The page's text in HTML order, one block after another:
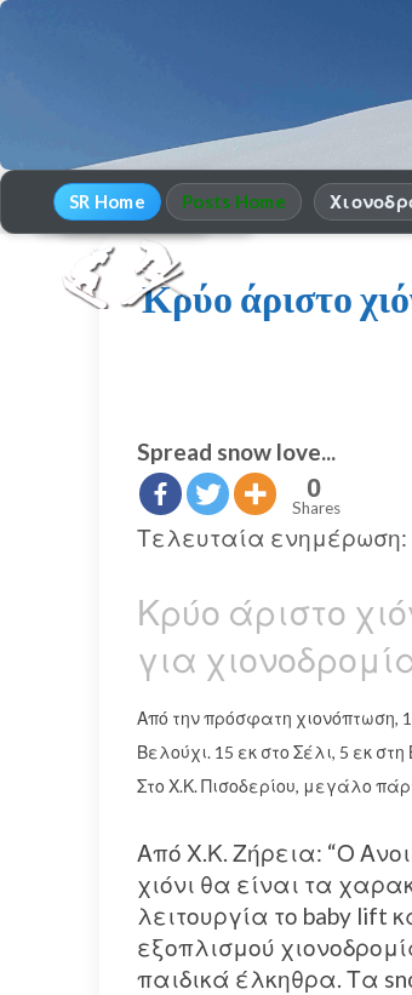
30χρόνια Snow Report
season 2025-26
SR Home Posts Home
Κρύο άριστο
Spread snow love...
0
Shares
Τελευταία ενημέρωση:
Κρύο άριστο
για
Από την πρόσφατη χιονόπτωση,
Βελούχι. 15 εκ στο Σέλι, 5 εκ
Στο Χ.Κ. Πισοδερίου, μεγάλο
Από Χ.Κ. Ζήρεια: “Ο
χιόνι θα είναι τα
λειτουργία το baby lift
εξοπλισμού
παιδικά έλκηθρα. Τα